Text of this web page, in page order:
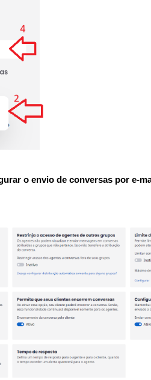
o envio de conversas por e-